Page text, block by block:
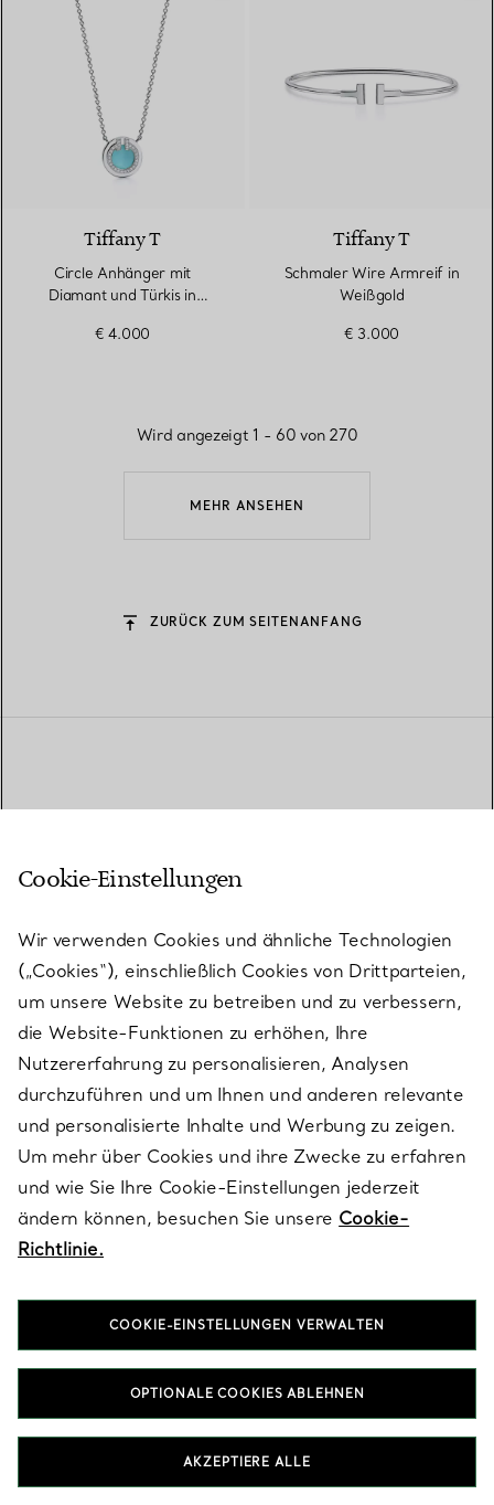
Tiffany T
Circle Anhänger mit
Diamant und Türkis in
€ 4.000
Tiffany T
Schmaler Wire Armreif in
Weißgold
€ 3.000
MEHR ANSEHEN
Wird angezeigt 1 - 60 von 270
ZURÜCK ZUM SEITENANFANG
Die Ikonen von Tiffany
Cookie-Einstellungen
Wir verwenden Cookies und ähnliche Technologien
(„Cookies“), einschließlich Cookies von Drittparteien,
um unsere Website zu betreiben und zu verbessern,
die Website-Funktionen zu erhöhen, Ihre
Nutzererfahrung zu personalisieren, Analysen
durchzuführen und um Ihnen und anderen relevante
und personalisierte Inhalte und Werbung zu zeigen.
Um mehr über Cookies und ihre Zwecke zu erfahren
und wie Sie Ihre Cookie-Einstellungen jederzeit
ändern können, besuchen Sie unsere Cookie-
Richtlinie.
COOKIE-EINSTELLUNGEN VERWALTEN
OPTIONALE COOKIES ABLEHNEN
AKZEPTIERE ALLE